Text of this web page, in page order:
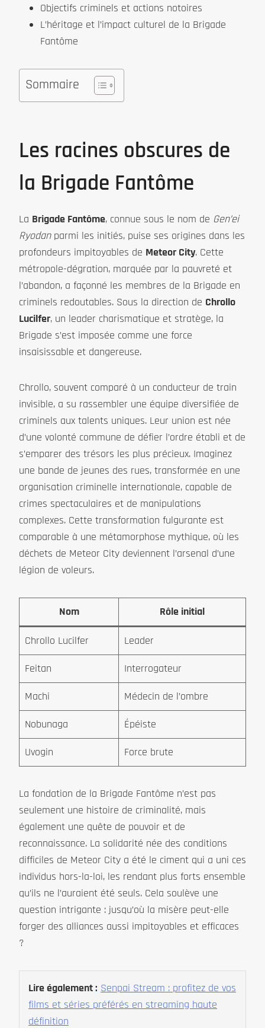
Objectifs criminels et actions notoires
L’héritage et l’impact culturel de la Brigade
Fantôme
Sommaire
Les racines obscures de
la Brigade Fantôme
La Brigade Fantôme, connue sous le nom de Gen’ei
Ryodanparmi les initiés, puise ses origines dans les
profondeurs impitoyables de Meteor City. Cette
métropole-dégration, marquée par la pauvreté et
l’abandon, a façonné les membres de la Brigade en
criminels redoutables. Sous la direction de Chrollo
Lucilfer, un leader charismatique et stratège, la
Brigade s’est imposée comme une force
insaisissable et dangereuse.
Chrollo, souvent comparé à un conducteur de train
invisible, a su rassembler une équipe diversifiée de
criminels aux talents uniques. Leur union est née
d’une volonté commune de défier l’ordre établi et de
s’emparer des trésors les plus précieux. Imaginez
une bande de jeunes des rues, transformée en une
organisation criminelle internationale, capable de
crimes spectaculaires et de manipulations
complexes. Cette transformation fulgurante est
comparable à une métamorphose mythique, où les
déchets de Meteor City deviennent l’arsenal d’une
légion de voleurs.
Nom Rôle initial
Chrollo Lucilfer Leader
Feitan Interrogateur
Machi Médecin de l’ombre
Nobunaga Épéiste
Uvogin Force brute
La fondation de la Brigade Fantôme n’est pas
seulement une histoire de criminalité, mais
également une quête de pouvoir et de
reconnaissance. La solidarité née des conditions
difficiles de Meteor City a été le ciment qui a uni ces
individus hors-la-loi, les rendant plus forts ensemble
qu’ils ne l’auraient été seuls. Cela soulève une
question intrigante : jusqu’où la misère peut-elle
forger des alliances aussi impitoyables et efficaces
?
Lire également : Senpai Stream : profitez de vos
films et séries préférés en streaming haute
définition